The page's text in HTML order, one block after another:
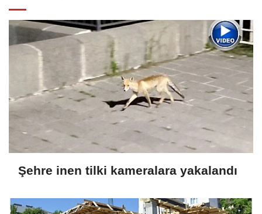
Şehre inen tilki kameralara yakalandı